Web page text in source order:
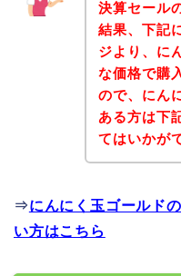
決算セール
結果、下記
ジより、に
な価格で購
ので、にん
ある方は下
てはいかが
⇒にんにく玉ゴールド
い方はこちら